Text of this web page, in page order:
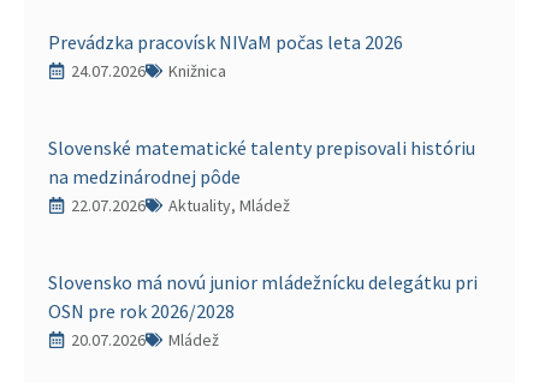
Prevádzka pracovísk NIVaM počas leta 2026
24.07.2026 Knižnica
Slovenské matematické talenty prepisovali históriu
na medzinárodnej pôde
22.07.2026 Aktuality, Mládež
Slovensko má novú junior mládežnícku delegátku pri
OSN pre rok 2026/2028
20.07.2026 Mládež